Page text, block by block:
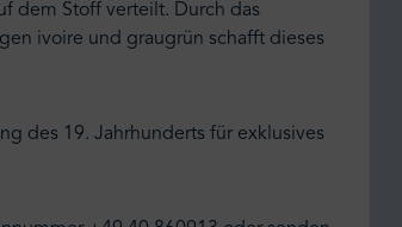
dem Stoff verteilt. Durch das
ivoire und graugrün schafft dieses
des 19. Jahrhunderts für exklusives